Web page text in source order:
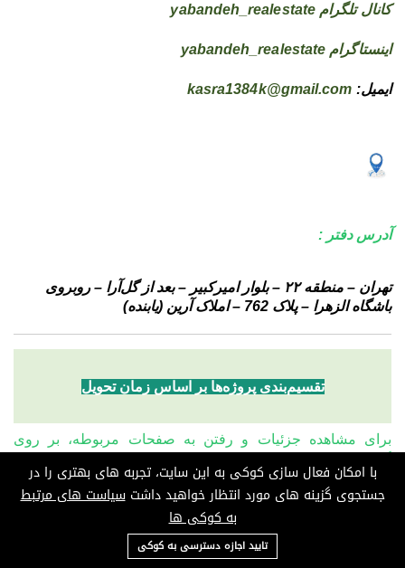
کانال تلگرام yabandeh_realestate
اینستاگرام yabandeh_realestate
ایمیل: kasra1384k@gmail.com
آدرس دفتر :
تهران – منطقه ۲۲ – بلوار امیرکبیر – بعد از گل‌آرا – روبروی
باشگاه الزهرا – پلاک 762 –
املاک آرین (یابنده)
تقسیم‌بندی پروژه‌ها بر اساس زمان تحویل
برای مشاهده جزئیات و رفتن به صفحات مربوطه، بر روی
زمان تحویل
توضیحات
واحدهای آماده سکونت و تحویل فوری
09124685136
با امکان فعال سازی کوکی به این سایت، تجربه های بهتری را در
جستجوی گزینه های مورد انتظار خواهید داشتسیاست های مرتبط
به کوکی ها
تایید اجازه دسترسی به کوکی